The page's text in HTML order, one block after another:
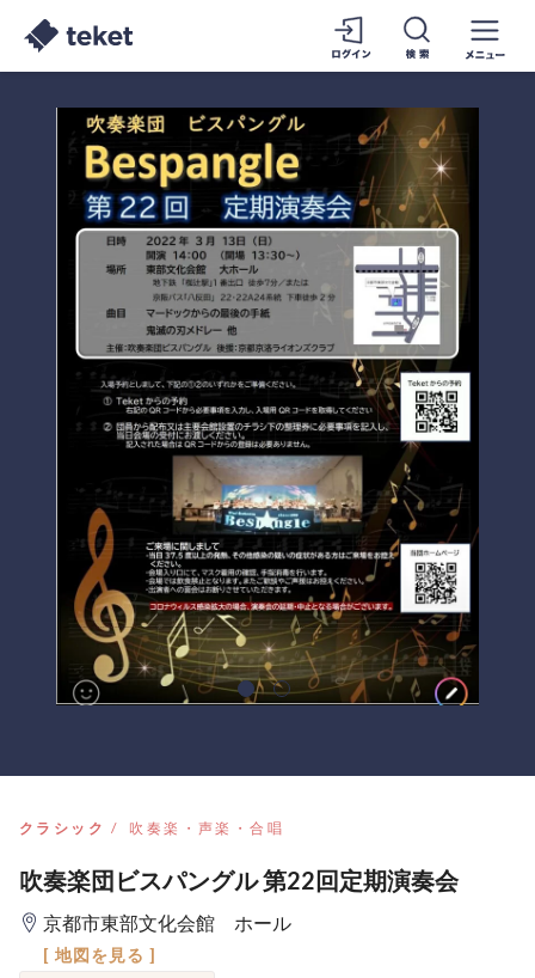
クラシック 吹奏楽・声楽・合唱
吹奏楽団ビスパングル 第22回定期演奏会
京都市東部文化会館 ホール
[ 地図を見る ]